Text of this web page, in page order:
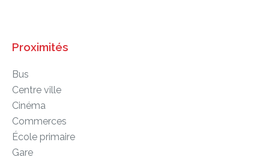
Proximités
Bus
Centre ville
Cinéma
Commerces
École primaire
Gare